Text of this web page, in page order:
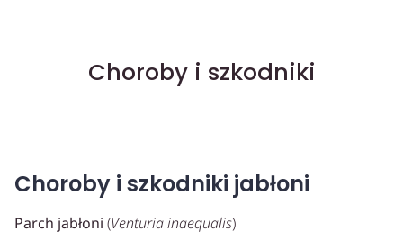
Choroby i szkodniki
Choroby i szkodniki jabłoni
Parch jabłoni (Venturia inaequalis)